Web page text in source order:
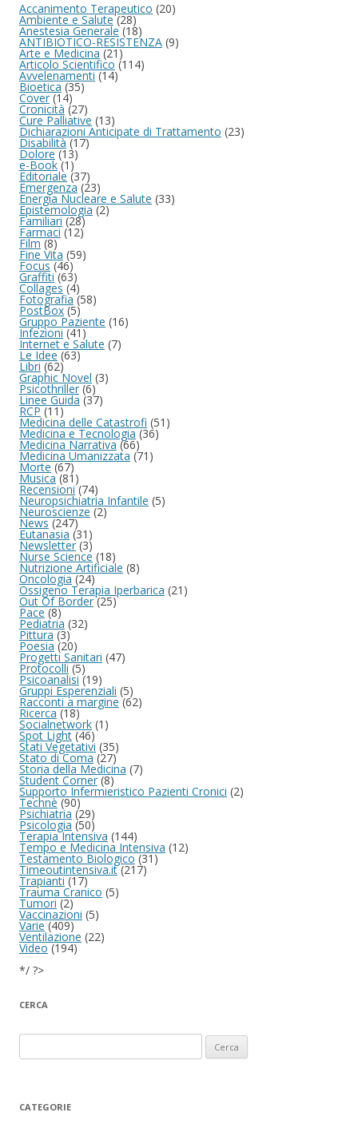
Accanimento Terapeutico (20)
Ambiente e Salute(28)
Anestesia Generale(18)
ANTIBIOTICO-RESISTENZA (9)
Arte e Medicina(21)
Articolo Scientifico (114)
Avvelenamenti(14)
Bioetica(35)
Cover(14)
Cronicità (27)
Cure Palliative (13)
Dichiarazioni Anticipate di Trattamento (23)
Disabilità(17)
Dolore(13)
e-Book(1)
Editoriale (37)
Emergenza (23)
Energia Nucleare e Salute (33)
Epistemologia(2)
Familiari(28)
Farmaci(12)
Film(8)
Fine Vita (59)
Focus(46)
Graffiti(63)
Collages (4)
Fotografia (58)
PostBox(5)
Gruppo Paziente (16)
Infezioni(41)
Internet e Salute (7)
Le Idee(63)
Libri(62)
Graphic Novel (3)
Psicothriller(6)
Linee Guida (37)
RCP(11)
Medicina delle Catastrofi (51)
Medicina e Tecnologia(36)
Medicina Narrativa(66)
Medicina Umanizzata (71)
Morte(67)
Musica(81)
Recensioni(74)
Neuropsichiatria Infantile (5)
Neuroscienze(2)
News(247)
Eutanasia (31)
Newsletter (3)
Nurse Science (18)
Nutrizione Artificiale (8)
Oncologia(24)
Ossigeno Terapia Iperbarica (21)
Out Of Border(25)
Pace(8)
Pediatria (32)
Pittura(3)
Poesia (20)
Progetti Sanitari (47)
Protocolli(5)
Psicoanalisi (19)
Gruppi Esperenziali (5)
Racconti a margine (62)
Ricerca(18)
Socialnetwork (1)
Spot Light(46)
Stati Vegetativi (35)
Stato di Coma(27)
Storia della Medicina (7)
Student Corner(8)
Supporto Infermieristico Pazienti Cronici (2)
Technè(90)
Psichiatria (29)
Psicologia (50)
Terapia Intensiva (144)
Tempo e Medicina Intensiva (12)
Testamento Biologico(31)
Timeoutintensiva.it(217)
Trapianti(17)
Trauma Cranico (5)
Tumori(2)
Vaccinazioni (5)
Varie(409)
Ventilazione (22)
Video(194)
*/ ?>
CERCA
CATEGORIE